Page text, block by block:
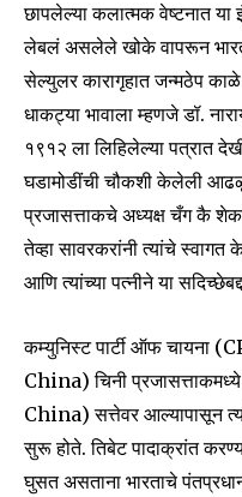
छापलेल्या कलात्मक वेष्टनात या
लेबलं असलेले खोके वापरून
सेल्युलर कारागृहात जन्मठेप काळे
धाकट्या भावाला म्हणजे डॉ.
१९१२ ला लिहिलेल्या पत्रात
घडामोडींची चौकशी केलेली
प्रजासत्ताकचे अध्यक्ष चँग कै
तेव्हा सावरकरांनी त्यांचे
आणि त्यांच्या पत्नीने या
कम्युनिस्ट पार्टी ऑफ
China) चिनी
China) सत्तेवर आल्यापासून
सुरू होते. तिबेट पादाक्रांत
घुसत असताना भारताचे